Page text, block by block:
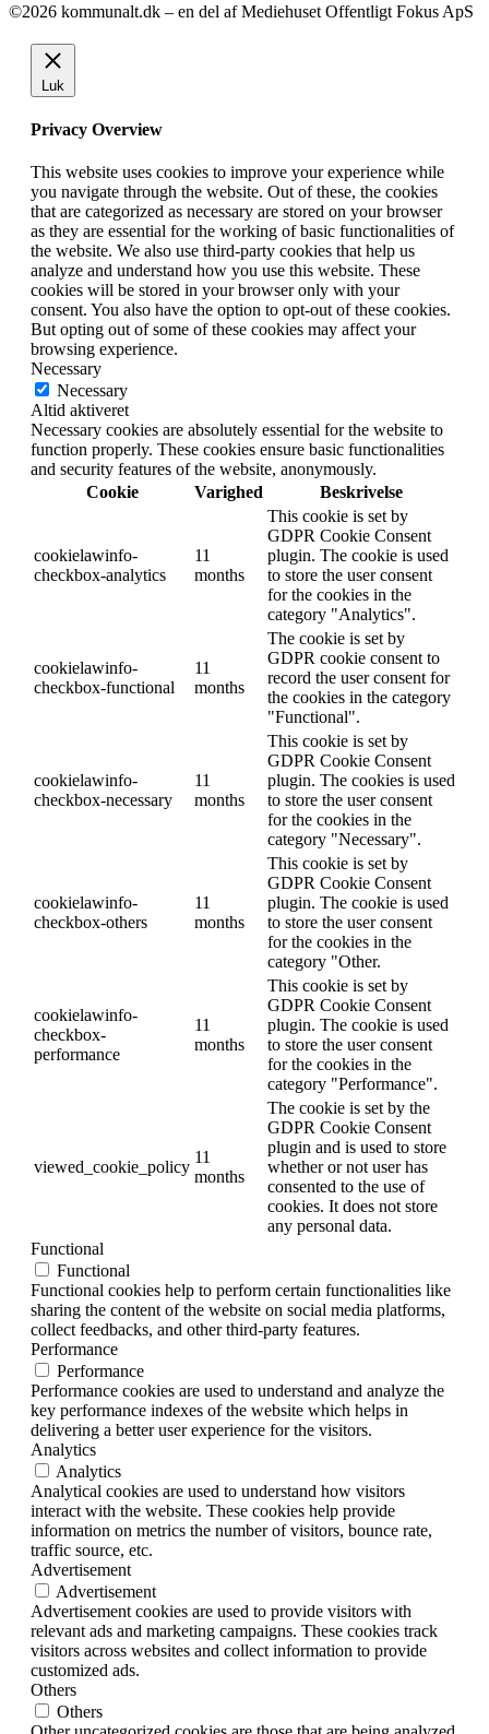
©2026 kommunalt.dk – en del af Mediehuset Offentligt Fokus ApS
Luk
Privacy Overview
This website uses cookies to improve your experience while
you navigate through the website. Out of these, the cookies
that are categorized as necessary are stored on your browser
as they are essential for the working of basic functionalities of
the website. We also use third-party cookies that help us
analyze and understand how you use this website. These
cookies will be stored in your browser only with your
consent. You also have the option to opt-out of these cookies.
But opting out of some of these cookies may affect your
browsing experience.
Necessary
Necessary
Altid aktiveret
Necessary cookies are absolutely essential for the website to
function properly. These cookies ensure basic functionalities
and security features of the website, anonymously.
Cookie
Varighed Beskrivelse
cookielawinfo-
checkbox-analytics
11
months
This cookie is set by
GDPR Cookie Consent
plugin. The cookie is used
to store the user consent
for the cookies in the
category "Analytics".
cookielawinfo-
checkbox-functional
11
months
The cookie is set by
GDPR cookie consent to
record the user consent for
the cookies in the category
"Functional".
cookielawinfo-
checkbox-necessary
11
months
This cookie is set by
GDPR Cookie Consent
plugin. The cookies is used
to store the user consent
for the cookies in the
category "Necessary".
cookielawinfo-
checkbox-others
11
months
This cookie is set by
GDPR Cookie Consent
plugin. The cookie is used
to store the user consent
for the cookies in the
category "Other.
cookielawinfo-
checkbox-
performance
11
months
This cookie is set by
GDPR Cookie Consent
plugin. The cookie is used
to store the user consent
for the cookies in the
category "Performance".
viewed_cookie_policy
11
months
The cookie is set by the
GDPR Cookie Consent
plugin and is used to store
whether or not user has
consented to the use of
cookies. It does not store
any personal data.
Functional
Functional
Functional cookies help to perform certain functionalities like
sharing the content of the website on social media platforms,
collect feedbacks, and other third-party features.
Performance
Performance
Performance cookies are used to understand and analyze the
key performance indexes of the website which helps in
delivering a better user experience for the visitors.
Analytics
Analytics
Analytical cookies are used to understand how visitors
interact with the website. These cookies help provide
information on metrics the number of visitors, bounce rate,
traffic source, etc.
Advertisement
Advertisement
Advertisement cookies are used to provide visitors with
relevant ads and marketing campaigns. These cookies track
visitors across websites and collect information to provide
customized ads.
Others
Others